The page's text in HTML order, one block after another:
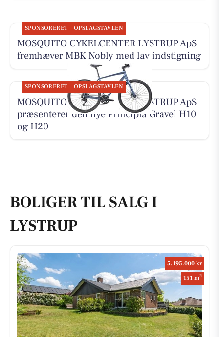
SPONSORERET OPSLAGSTAVLEN
MOSQUITO CYKELCENTER LYSTRUP ApS
fremhæver MBK Nobly med lav indstigning
SPONSORERET OPSLAGSTAVLEN
MOSQUITO CYKELCENTER LYSTRUP ApS
præsenterer den nye Principia Gravel H10
og H20
BOLIGER TIL SALG I
LYSTRUP
5.195.000 kr
151 m2